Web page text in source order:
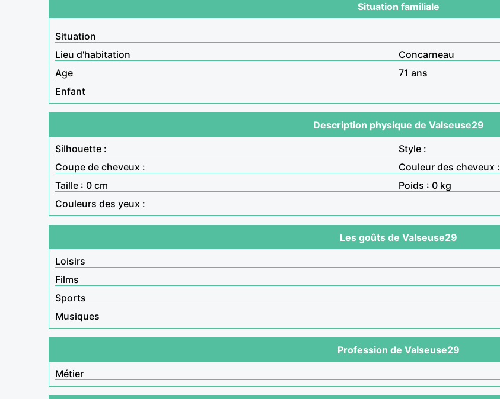
Situation familiale
Situation
Lieu d'habitation
Concarneau
Age
71 ans
Enfant
Description physique de Valseuse29
Silhouette :
Style :
Coupe de cheveux :
Couleur des cheveux :
Taille : 0 cm
Poids : 0 kg
Couleurs des yeux :
Les goûts de Valseuse29
Loisirs
Films
Sports
Musiques
Profession de Valseuse29
Métier